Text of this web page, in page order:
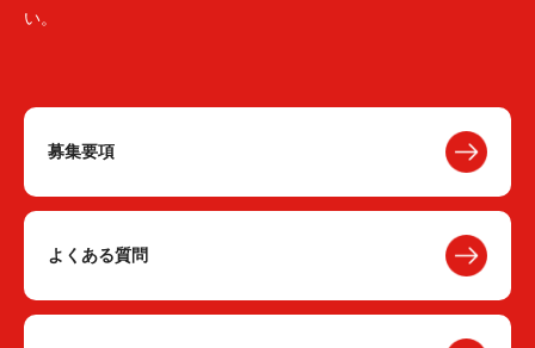
い。
募集要項
よくある質問